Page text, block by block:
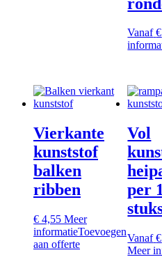
product
meerdere
variaties.
gekozen
worden
de
Vanaf €
Vierkante
kunststof
balken
ribben
€ 4,55 Meer
informatieToevoegen
aan offerte
Vol
per
Vanaf €
Meer